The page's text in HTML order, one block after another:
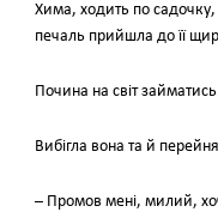
Хима, ходить по садочку,
печаль прийшла до її
Почина на світ
Вибігла вона та й
– Промов мені, милий,